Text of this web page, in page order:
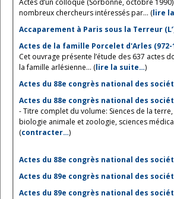
Actes d’un colloque (Sorbonne, octobre
nombreux chercheurs intéressés par... (lire
Accaparement à Paris sous la Terreur
Actes de la famille Porcelet d'Arles (972-
Cet ouvrage présente l’étude des 637 actes
la famille arlésienne... (lire la suite…)
Actes du 88e congrès national des
Actes du 88e congrès national des
- Titre complet du volume: Siences de la
biologie animale et zoologie, sciences
(contracter…)
Actes du 88e congrès national des
Actes du 89e congrès national des
Actes du 89e congrès national des